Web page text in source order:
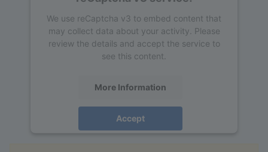
We use reCaptcha v3 to embed content that
may collect data about your activity. Please
review the details and accept the service to
see this content.
More Information
Accept